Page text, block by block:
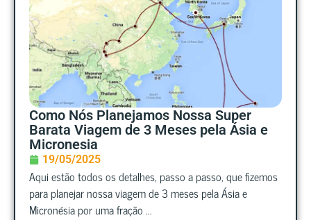
Como Nós Planejamos Nossa Super
Barata Viagem de 3 Meses pela Ásia e
Micronesia
19/05/2025
Aqui estão todos os detalhes, passo a passo, que fizemos
para planejar nossa viagem de 3 meses pela Ásia e
Micronésia por uma fração ...